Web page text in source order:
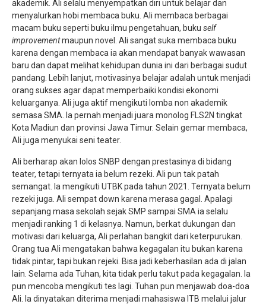
akademik. Ali selalu menyempatkan diri untuk belajar dan
menyalurkan hobi membaca buku. Ali membaca berbagai
macam buku seperti buku ilmu pengetahuan, buku self
improvementmaupun novel. Ali sangat suka membaca buku
karena dengan membaca ia akan mendapat banyak wawasan
baru dan dapat melihat kehidupan dunia ini dari berbagai sudut
pandang. Lebih lanjut, motivasinya belajar adalah untuk menjadi
orang sukses agar dapat memperbaiki kondisi ekonomi
keluarganya. Ali juga aktif mengikuti lomba non akademik
semasa SMA. Ia pernah menjadi juara monolog FLS2N tingkat
Kota Madiun dan provinsi Jawa Timur. Selain gemar membaca,
Ali juga menyukai seni teater.
Ali berharap akan lolos SNBP dengan prestasinya di bidang
teater, tetapi ternyata ia belum rezeki. Ali pun tak patah
semangat. Ia mengikuti UTBK pada tahun 2021. Ternyata belum
rezeki juga. Ali sempat down karena merasa gagal. Apalagi
sepanjang masa sekolah sejak SMP sampai SMA ia selalu
menjadi ranking 1 di kelasnya. Namun, berkat dukungan dan
motivasi dari keluarga, Ali perlahan bangkit dari keterpurukan.
Orang tua Ali mengatakan bahwa kegagalan itu bukan karena
tidak pintar, tapi bukan rejeki. Bisa jadi keberhasilan ada di jalan
lain. Selama ada Tuhan, kita tidak perlu takut pada kegagalan. Ia
pun mencoba mengikuti tes lagi. Tuhan pun menjawab doa-doa
Ali. Ia dinyatakan diterima menjadi mahasiswa ITB melalui jalur